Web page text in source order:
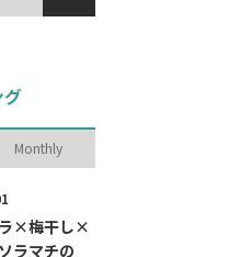
グ
Monthly
ラ×梅干し×
ラマチの